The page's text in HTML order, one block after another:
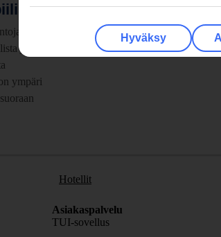
Lataa TUI-sovellus nyt!
ja hotelleja
ja
ympäri
Lataa sovellus kätevästi
QR-koodi puhelimesi
Hotellit
Asiakaspalvelu
TUI-sovellus
Hyväksy